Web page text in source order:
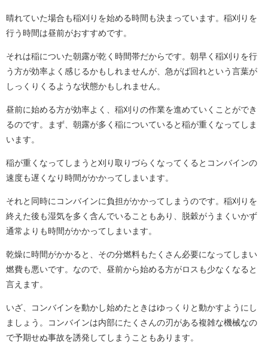
晴れていた場合も稲刈りを始める時間も決まっています。稲刈りを
行う時間は昼前がおすすめです。
それは稲についた朝露が乾く時間帯だからです。朝早く稲刈りを行
う方が効率よく感じるかもしれませんが、急がば回れという言葉が
しっくりくるような状態かもしれません。
昼前に始める方が効率よく、稲刈りの作業を進めていくことができ
るのです。まず、朝露が多く稲についていると稲が重くなってしま
います。
稲が重くなってしまうと刈り取りづらくなってくるとコンバインの
速度も遅くなり時間がかかってしまいます。
それと同時にコンバインに負担がかかってしまうのです。稲刈りを
終えた後も湿気を多く含んでいることもあり、脱穀がうまくいかず
通常よりも時間がかかってしまいます。
乾燥に時間がかかると、その分燃料もたくさん必要になってしまい
燃費も悪いです。なので、昼前から始める方がロスも少なくなると
言えます。
いざ、コンバインを動かし始めたときはゆっくりと動かすようにし
ましょう。コンバインは内部にたくさんの刃がある複雑な機械なの
で予期せぬ事故を誘発してしまうこともあります。